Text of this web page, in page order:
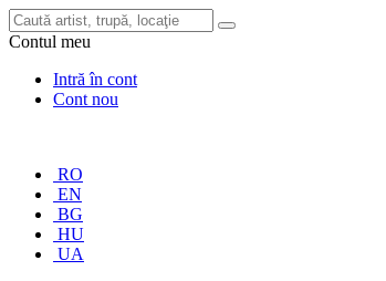
Contul meu
Intră în cont
Cont nou
RO
EN
BG
HU
UA